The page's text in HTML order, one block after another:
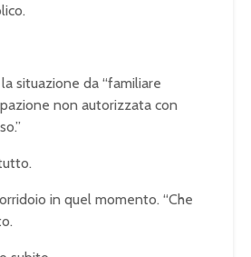
situazione da “familiare
non autorizzata con
in quel momento. “Che